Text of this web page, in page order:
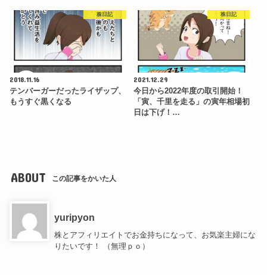
株日記
2018.11.16
テンバーガーだったライザップ、
もうすぐ黒くなる
株日記
2021.12.29
今日から2022年度の取引開始！
「寅、千里を走る」の寅年相場初
日は下げ！…
ABOUT この記事をかいた人
yuripyon
株とアフィリエイトでお金持ちになって、お気楽主婦にな
りたいです！ （無理ｐｏ）